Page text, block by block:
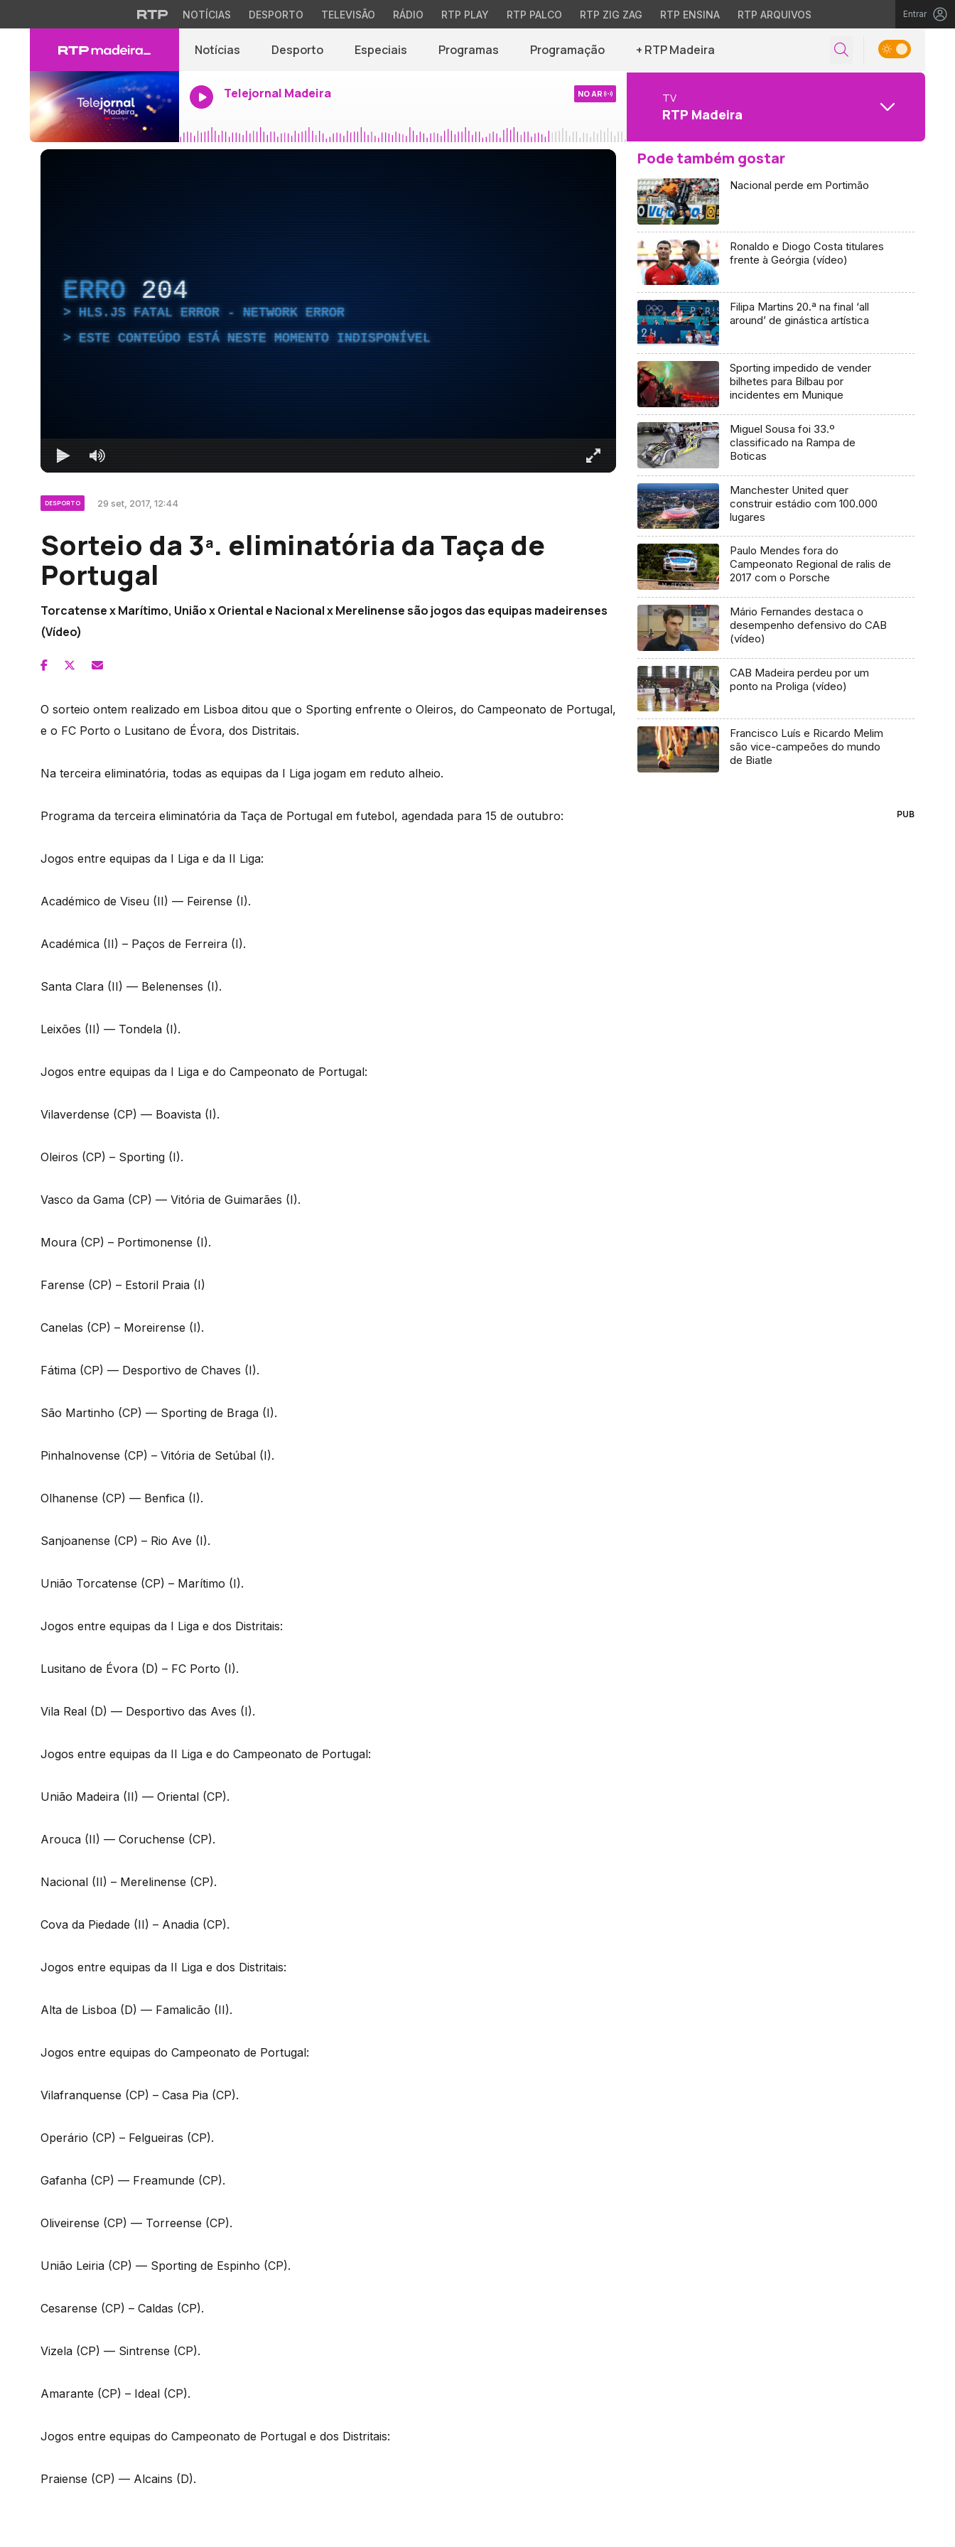
NOTÍCIAS DESPORTO TELEVISÃO RÁDIO RTP PLAY RTP PALCO RTP ZIG ZAG RTP ENSINA RTP ARQUIVOS Entrar
Notícias Desporto Especiais Programas Programação + RTP Madeira
Telejornal Madeira NO AR TV
RTP Madeira
ERRO 204
HLS.JS FATAL ERROR - NETWORK ERROR
ESTE CONTEÚDO ESTÁ NESTE MOMENTO INDISPONÍVEL
DESPORTO 29 set, 2017, 12:44
Sorteio da 3ª. eliminatória da Taça de
Portugal
Torcatense x Marítimo, União x Oriental e Nacional x Merelinense são jogos das equipas madeirenses
(Vídeo)
O sorteio ontem realizado em Lisboa ditou que o Sporting enfrente o Oleiros, do Campeonato de Portugal,
e o FC Porto o Lusitano de Évora, dos Distritais.
Na terceira eliminatória, todas as equipas da I Liga jogam em reduto alheio.
Programa da terceira eliminatória da Taça de Portugal em futebol, agendada para 15 de outubro:
Jogos entre equipas da I Liga e da II Liga:
Académico de Viseu (II) — Feirense (I).
Académica (II) – Paços de Ferreira (I).
Santa Clara (II) — Belenenses (I).
Leixões (II) — Tondela (I).
Jogos entre equipas da I Liga e do Campeonato de Portugal:
Vilaverdense (CP) — Boavista (I).
Oleiros (CP) – Sporting (I).
Vasco da Gama (CP) — Vitória de Guimarães (I).
Moura (CP) – Portimonense (I).
Farense (CP) – Estoril Praia (I)
Canelas (CP) – Moreirense (I).
Fátima (CP) — Desportivo de Chaves (I).
São Martinho (CP) — Sporting de Braga (I).
Pinhalnovense (CP) – Vitória de Setúbal (I).
Olhanense (CP) — Benfica (I).
Sanjoanense (CP) – Rio Ave (I).
União Torcatense (CP) – Marítimo (I).
Jogos entre equipas da I Liga e dos Distritais:
Lusitano de Évora (D) – FC Porto (I).
Vila Real (D) — Desportivo das Aves (I).
Jogos entre equipas da II Liga e do Campeonato de Portugal:
União Madeira (II) — Oriental (CP).
Arouca (II) — Coruchense (CP).
Nacional (II) – Merelinense (CP).
Cova da Piedade (II) – Anadia (CP).
Jogos entre equipas da II Liga e dos Distritais:
Alta de Lisboa (D) — Famalicão (II).
Jogos entre equipas do Campeonato de Portugal:
Vilafranquense (CP) – Casa Pia (CP).
Operário (CP) – Felgueiras (CP).
Gafanha (CP) — Freamunde (CP).
Oliveirense (CP) — Torreense (CP).
União Leiria (CP) — Sporting de Espinho (CP).
Cesarense (CP) – Caldas (CP).
Vizela (CP) — Sintrense (CP).
Amarante (CP) – Ideal (CP).
Jogos entre equipas do Campeonato de Portugal e dos Distritais:
Praiense (CP) — Alcains (D).
Pode também gostar
Nacional perde em Portimão
Ronaldo e Diogo Costa titulares
frente à Geórgia (vídeo)
Filipa Martins 20.ª na final ‘all
around’ de ginástica artística
Sporting impedido de vender
bilhetes para Bilbau por
incidentes em Munique
Miguel Sousa foi 33.º
classificado na Rampa de
Boticas
Manchester United quer
construir estádio com 100.000
lugares
Paulo Mendes fora do
Campeonato Regional de ralis de
2017 com o Porsche
Mário Fernandes destaca o
desempenho defensivo do CAB
(vídeo)
CAB Madeira perdeu por um
ponto na Proliga (vídeo)
Francisco Luís e Ricardo Melim
são vice-campeões do mundo
de Biatle
PUB